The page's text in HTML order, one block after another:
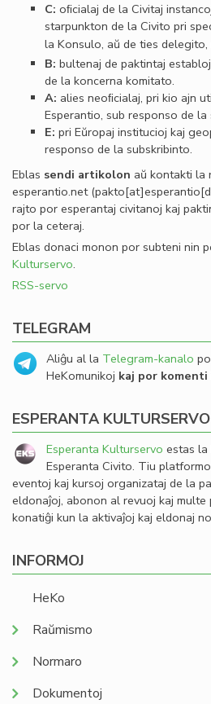
C: oﬁcialaj de la Civitaj
starpunkton de la Civito pri
la Konsulo, aŭ de ties
B: bultenaj de paktintaj
de la koncerna komitato.
A: alies neoﬁcialaj, pri kio ajn
Esperantio, sub responso de la
E: pri Eŭropaj institucioj kaj
responso de la subskribinto.
Eblas sendi artikolon aŭ kontakti la
esperantio.net
rajto por esperantaj civitanoj kaj
por la ceteraj.
Eblas donaci monon por subteni nin
Kulturservo.
RSS-servo
TELEGRAM
Aliĝu al la Telegram-kanalo
HeKomunikoj kaj por
ESPERANTA KULTURSERVO
Esperanta Kulturservo estas la
Esperanta Civito. Tiu
eventoj kaj kursoj organizataj de la
eldonaĵoj, abonon al revuoj kaj multe
konatiĝi kun la aktivaĵoj kaj eldonaj
INFORMOJ
HeKo
Raŭmismo
Normaro
Dokumentoj